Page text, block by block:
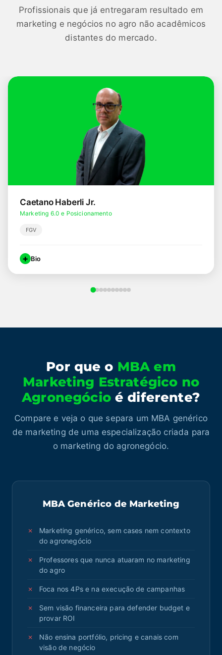
Profissionais que já entregaram resultado em
marketing e negócios no agro não acadêmicos
distantes do mercado.
Caetano Haberli Jr.
Marketing 6.0 e Posicionamento
FGV
+ Bio
agronegócio. Referência em posicionamento e construção de
Por que o MBA em
Marketing Estratégico no
Agronegócioé diferente?
Compare e veja o que separa um MBA genérico
de marketing de uma especialização criada para
o marketing do agronegócio.
MBA Genérico de Marketing
Marketing genérico, sem cases nem contexto
do agronegócio
Professores que nunca atuaram no marketing
do agro
Foca nos 4Ps e na execução de campanhas
Sem visão financeira para defender budget e
provar ROI
Não ensina portfólio, pricing e canais com
visão de negócio